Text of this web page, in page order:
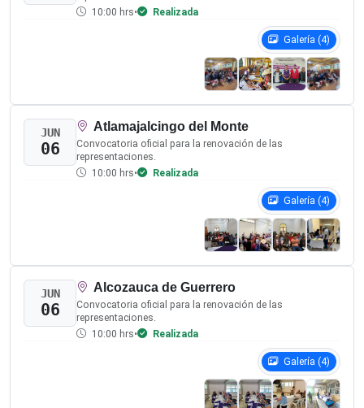
Director Ejecutivo de Sistemas Normativos Pluriculturales
Mtra. Kirios Shadday Jiménez Esparza
Coordinadora de Sistemas Normativos Pluriculturales
Instituto Electoral y de
Estado de Guerrero
Oficialía de Partes: Paseo Alejandro Cervantes
Delgado s/n, Colonia El Porvenir, C.P. 39030
Lunes - Viernes - 8:30
747-116-17-69